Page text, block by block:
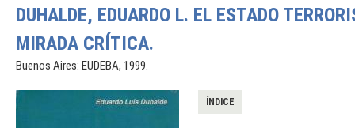
DUHALDE, EDUARDO L. EL ESTADO
MIRADA CRÍTICA.
Buenos Aires: EUDEBA, 1999.
ÍNDICE